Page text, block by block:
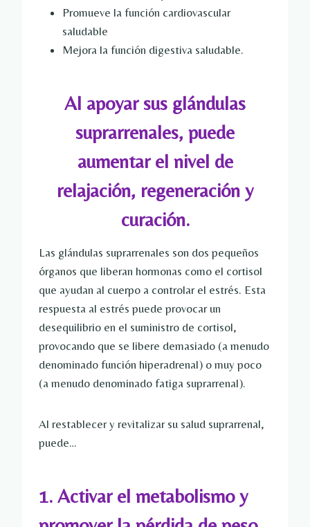
Promueve la función cardiovascular
saludable
Mejora la función digestiva saludable.
Al apoyar sus glándulas
suprarrenales, puede
aumentar el nivel de
relajación, regeneración y
curación.
Las glándulas suprarrenales son dos pequeños
órganos que liberan hormonas como el cortisol
que ayudan al cuerpo a controlar el estrés. Esta
respuesta al estrés puede provocar un
desequilibrio en el suministro de cortisol,
provocando que se libere demasiado (a menudo
denominado función hiperadrenal) o muy poco
(a menudo denominado fatiga suprarrenal).
Al restablecer y revitalizar su salud suprarrenal,
puede…
1. Activar el metabolismo y